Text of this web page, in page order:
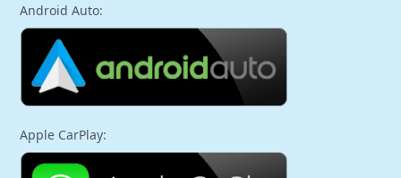
Android Auto:
Apple CarPlay: